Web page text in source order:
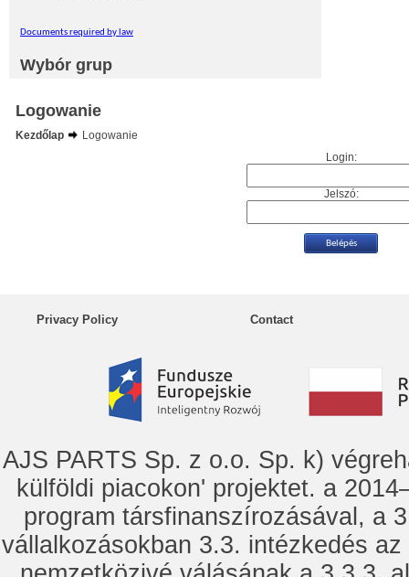
Documents required by law
Wybór grup
Logowanie
Kezdőlap
Logowanie
Login:
Jelszó:
Privacy Policy Contact
AJS PARTS Sp. z o.o. Sp. k)
külföldi piacokon' projektet. a
program társfinanszírozásával, a
vállalkozásokban 3.3. intézkedés